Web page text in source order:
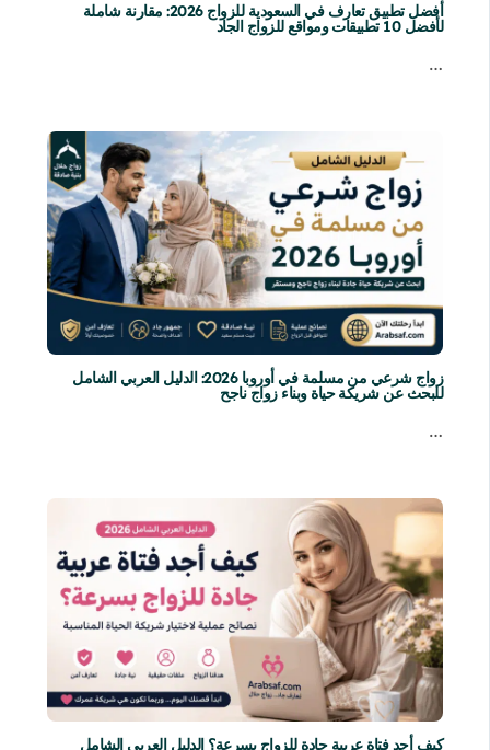
أفضل تطبيق تعارف في السعودية للزواج 2026: مقارنة شاملة
لأفضل 10 تطبيقات ومواقع للزواج الجاد
…
زواج شرعي من مسلمة في أوروبا 2026: الدليل العربي الشامل
للبحث عن شريكة حياة وبناء زواج ناجح
…
كيف أجد فتاة عربية جادة للزواج بسرعة؟ الدليل العربي الشامل